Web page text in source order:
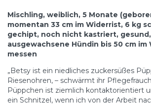
Mischling, weiblich, 5 Monate
momentan 33 cm im Widerrist, 6 kg
gechipt, noch nicht kastriert,
ausgewachsene Hündin bis 50 cm im
messen
„Betsy ist ein niedliches zuckersüßes
Riesenohren, – schwärmt ihr
Püppchen ist ziemlich kontaktorientiert
ein Schnitzel, wenn ich von der Arbeit